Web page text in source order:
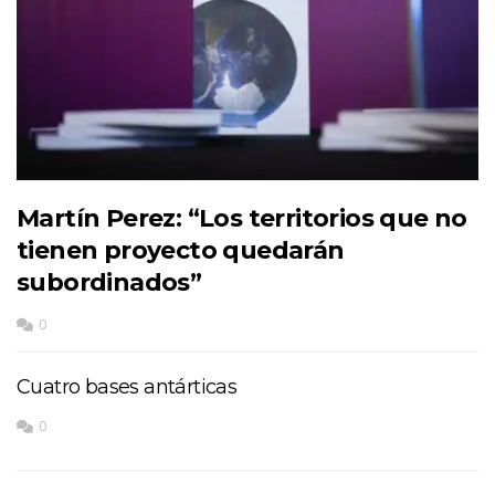
Martín Perez: “Los territorios que no
tienen proyecto quedarán
subordinados”
0
Cuatro bases antárticas
0